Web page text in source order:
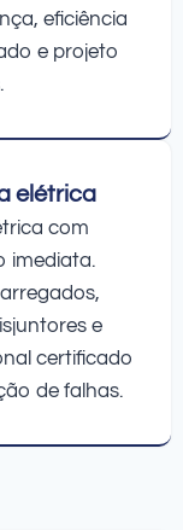
eficiência
e projeto
elétrica
com
imediata.
e
certificado
de falhas.